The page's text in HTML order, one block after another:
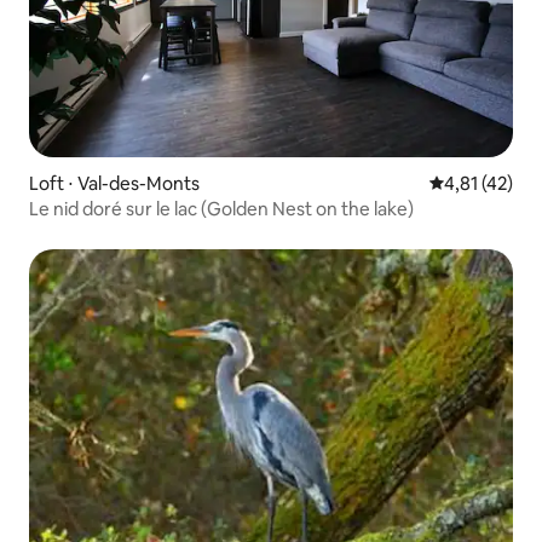
Loft ⋅ Val-des-Monts Évaluation
4,81 (42)
Le nid doré sur le lac (Golden Nest on the lake)